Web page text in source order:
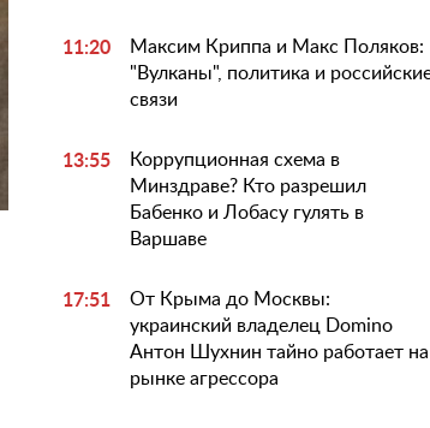
11:20
Максим Криппа и Макс Поляков:
"Вулканы", политика и
связи
13:55
Коррупционная схема в
Минздраве? Кто разрешил
Бабенко и Лобасу гулять в
Варшаве
17:51
От Крыма до Москвы:
украинский владелец Domino
Антон Шухнин тайно работает на
рынке агрессора